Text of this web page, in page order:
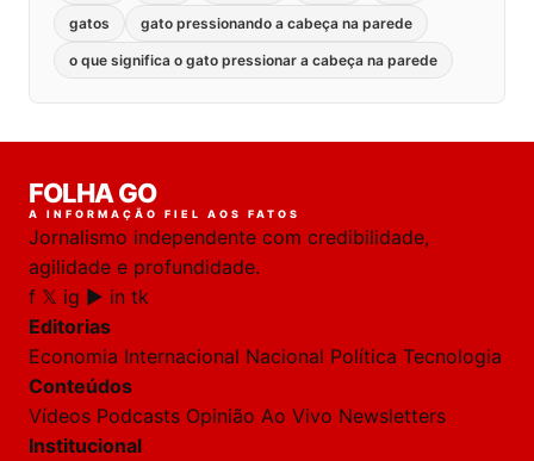
gatos gato pressionando a cabeça na parede
o que significa o gato pressionar a cabeça na parede
FOLHA GO
A INFORMAÇÃO FIEL AOS FATOS
Jornalismo independente com credibilidade,
agilidade e profundidade.
f 𝕏 ig ▶ in tk
Editorias
Economia Internacional Nacional Política Tecnologia
Conteúdos
Vídeos Podcasts Opinião Ao Vivo Newsletters
Institucional